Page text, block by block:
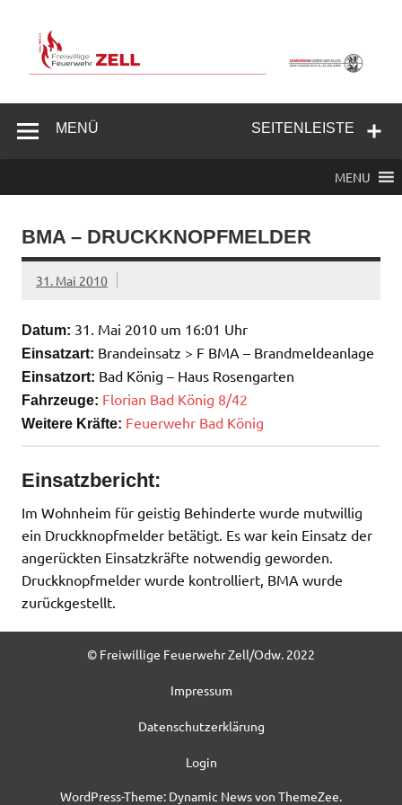
springen
Feuerwehr
SEITENLEISTE
MENÜ
MENU
BMA – DRUCKKNOPFMELDER
31. Mai 2010
Datum: 31. Mai 2010 um 16:01 Uhr
Einsatzart: Brandeinsatz > F BMA – Brandmeldeanlage
Einsatzort: Bad König – Haus Rosengarten
Fahrzeuge: Florian Bad König 8/42
Weitere Kräfte: Feuerwehr Bad König
Einsatzbericht:
Im Wohnheim für geistig Behinderte wurde mutwillig
ein Druckknopfmelder betätigt. Es war kein Einsatz der
angerückten Einsatzkräfte notwendig geworden.
Druckknopfmelder wurde kontrolliert, BMA wurde
zurückgestellt.
© Freiwillige Feuerwehr Zell/Odw. 2022
Impressum
Datenschutzerklärung
Login
WordPress-Theme: Dynamic News von ThemeZee.